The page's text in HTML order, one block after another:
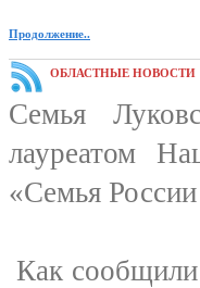
Продолжение..
ОБЛАСТНЫЕ НОВОСТИ
Семья
лауреатом
«Семья
Как